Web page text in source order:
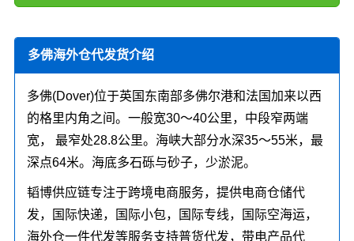
多佛海外仓代发货介绍
多佛(Dover)位于英国东南部多佛尔港和法国加来以西
的格里内角之间。一般宽30～40公里，中段窄两端
宽， 最窄处28.8公里。海峡大部分水深35～55米，最
深点64米。海底多石砾与砂子，少淤泥。
韬博供应链专注于跨境电商服务，提供电商仓储代
发，国际快递，国际小包，国际专线，国际空海运，
海外仓一件代发等服务支持普货代发，带电产品代